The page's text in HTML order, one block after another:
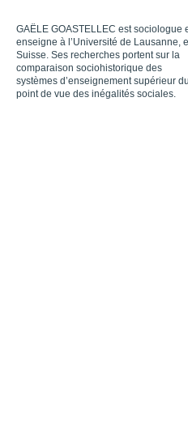
GAËLE GOASTELLEC est sociologue
enseigne à l’Université de Lausanne,
Suisse. Ses recherches portent sur la
comparaison sociohistorique des
systèmes d’enseignement supérieur du
point de vue des inégalités sociales.